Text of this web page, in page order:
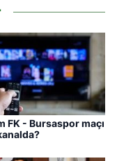
FK - Bursaspor maçı